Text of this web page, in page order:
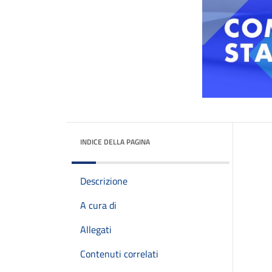
INDICE DELLA PAGINA
Descrizione
A cura di
Allegati
Contenuti correlati